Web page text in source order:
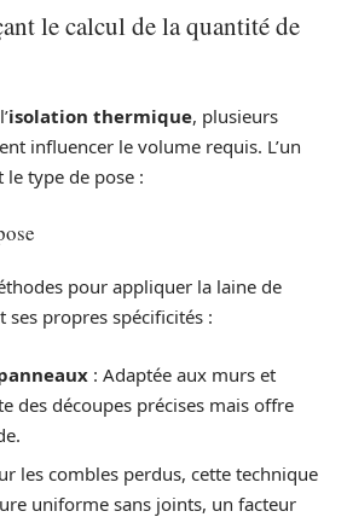
le calcul de la quantité de
isolation thermique, plusieurs
influencer le volume requis. L’un
le type de pose :
pour appliquer la laine de
ses propres spécificités :
: Adaptée aux murs et
des découpes précises mais offre
les combles perdus, cette technique
uniforme sans joints, un facteur